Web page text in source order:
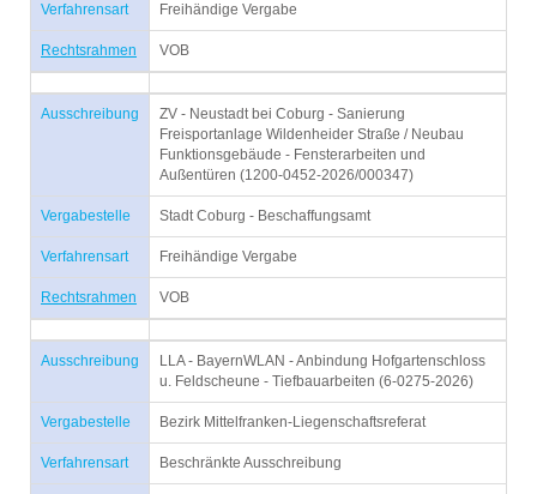
Verfahrensart Freihändige Vergabe
Rechtsrahmen VOB
Ausschreibung
ZV - Neustadt bei Coburg - Sanierung
Freisportanlage Wildenheider Straße / Neubau
Funktionsgebäude - Fensterarbeiten und
Außentüren (1200-0452-2026/000347)
Vergabestelle Stadt Coburg - Beschaffungsamt
Verfahrensart Freihändige Vergabe
Rechtsrahmen VOB
Ausschreibung
LLA - BayernWLAN - Anbindung Hofgartenschloss
u. Feldscheune - Tiefbauarbeiten (6-0275-2026)
Vergabestelle Bezirk Mittelfranken-Liegenschaftsreferat
Verfahrensart Beschränkte Ausschreibung